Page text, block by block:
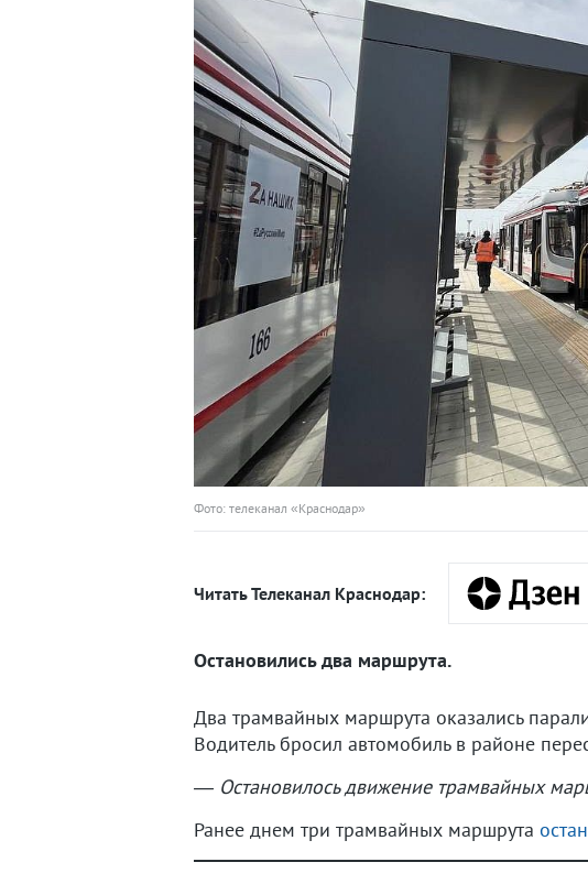
Фото: телеканал «Краснодар»
Читать Телеканал Краснодар:
Остановились два маршрута.
Два трамвайных маршрута оказались
Водитель бросил автомобиль в районе
― Остановилось движение трамвайных
Ранее днем три трамвайных маршрута